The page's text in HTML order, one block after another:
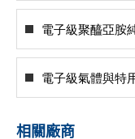
電子級聚醯亞胺
電子級氣體與特
相關廠商